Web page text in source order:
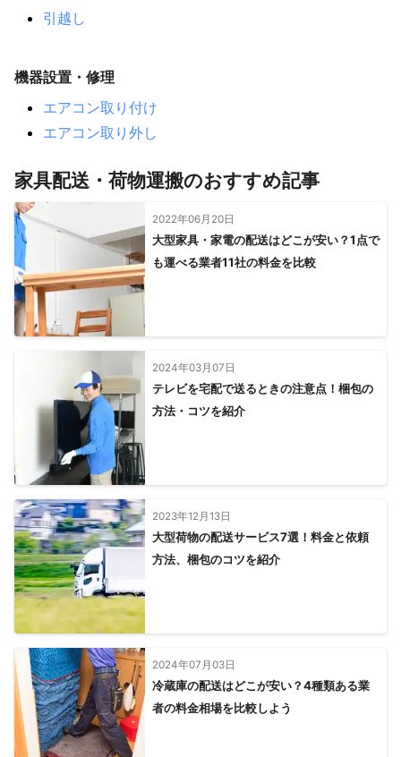
引越し
機器設置・修理
エアコン取り付け
エアコン取り外し
家具配送・荷物運搬のおすすめ記事
2022年06月20日
大型家具・家電の配送はどこが安い？1点で
も運べる業者11社の料金を比較
2024年03月07日
テレビを宅配で送るときの注意点！梱包の
方法・コツを紹介
2023年12月13日
大型荷物の配送サービス7選！料金と依頼
方法、梱包のコツを紹介
2024年07月03日
冷蔵庫の配送はどこが安い？4種類ある業
者の料金相場を比較しよう